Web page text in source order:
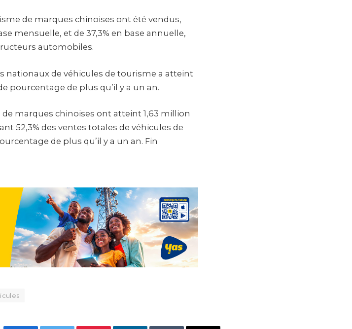
de marques chinoises ont été vendus,
mensuelle, et de 37,3% en base annuelle,
automobiles.
nationaux de véhicules de tourisme a atteint
pourcentage de plus qu’il y a un an.
marques chinoises ont atteint 1,63 million
52,3% des ventes totales de véhicules de
de plus qu’il y a un an. Fin